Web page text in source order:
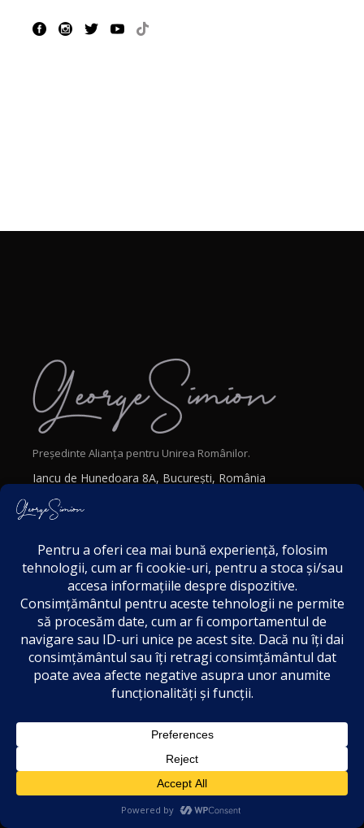
Președinte Alianța pentru Unirea Românilor.
Iancu de Hunedoara 8A, București, România
© 2024 George Simion.
george.simion@cdep.ro
+40 754 779 920
Politică de confidențialitate
Politica cookies
Termeni și Condiții
Disclaimer
3